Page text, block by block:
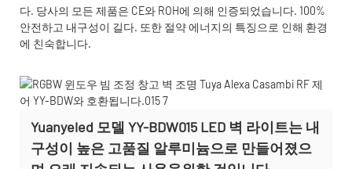
다. 당사의 모든 제품은 CE와 ROH에 의해 인증되었습니다. 100%
안전하고 내구성이 길다. 또한 절약 에너지의 특징으로 인해 환경
에 친숙합니다.
Yuanyeled 모델 YY-BDW015 LED 벽 라이트는 내
구성이 높은 고품질 알루미늄으로 만들어졌으